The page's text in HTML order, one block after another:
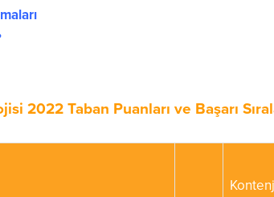
2022 Taban Puanları ve Başarı